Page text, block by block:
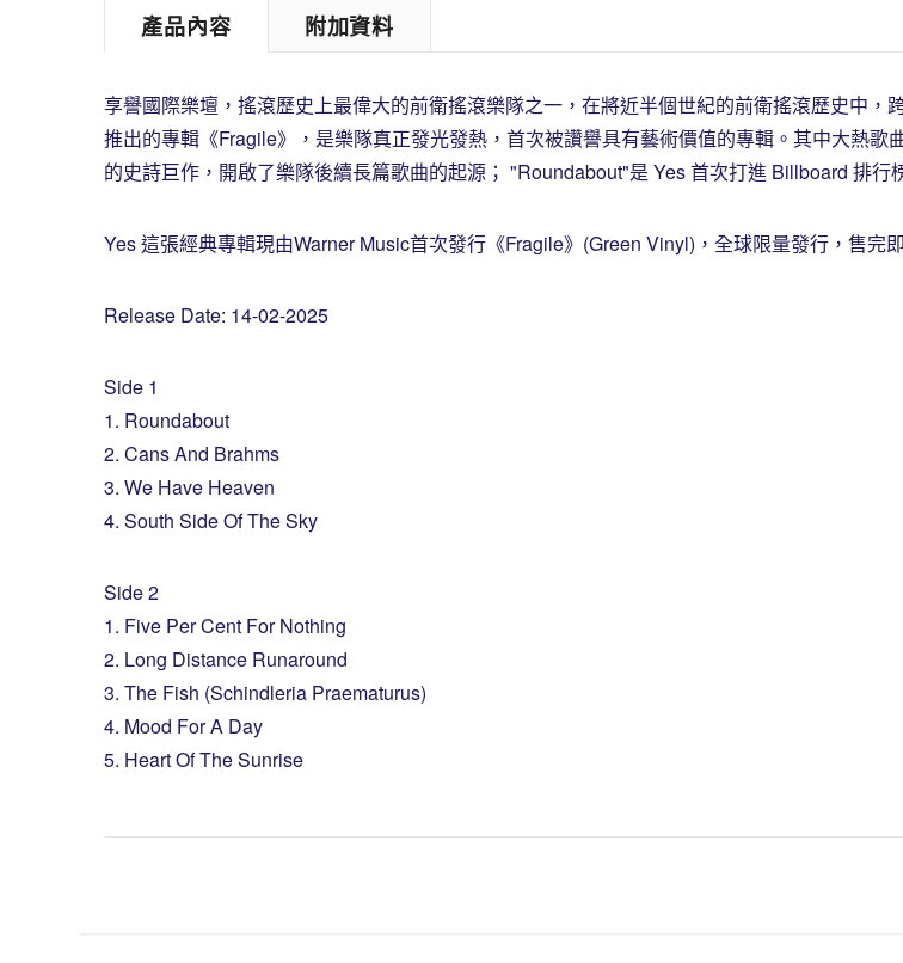
產品內容 附加資料
享譽國際樂壇，搖滾歷史上最偉大的前衛搖滾樂隊之一，在將近半個世紀的前衛搖滾歷史中
推出的專輯《Fragile》，是樂隊真正發光發熱，首次被讚譽具有藝術價值的專輯。其中大熱
的史詩巨作，開啟了樂隊後續長篇歌曲的起源； "Roundabout"是 Yes 首次打進 Billboard 排行
Yes 這張經典專輯現由Warner Music首次發行《Fragile》(Green Vinyl)，全球限量發行，售完
Release Date: 14-02-2025
Side 1
1. Roundabout
2. Cans And Brahms
3. We Have Heaven
4. South Side Of The Sky
Side 2
1. Five Per Cent For Nothing
2. Long Distance Runaround
3. The Fish (Schindleria Praematurus)
4. Mood For A Day
5. Heart Of The Sunrise